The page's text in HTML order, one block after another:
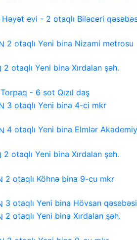
Həyət evi - 2 otaqlı Biləceri
2 otaqlı Yeni bina Nizami metrosu
2 otaqlı Yeni bina Xırdalan şəh.
Torpaq - 6 sot Qızıl daş
3 otaqlı Yeni bina 4-ci mkr
4 otaqlı Yeni bina Elmlər
2 otaqlı Yeni bina Xırdalan şəh.
2 otaqlı Köhnə bina 9-cu mkr
3 otaqlı Yeni bina Hövsan qəsəbəsi
2 otaqlı Yeni bina Xırdalan şəh.